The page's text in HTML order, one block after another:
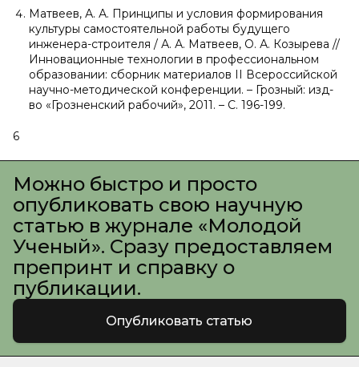
Матвеев, А. А. Принципы и условия формирования
культуры самостоятельной работы будущего
инженера-строителя / А. А. Матвеев, О. А. Козырева //
Инновационные технологии в профессиональном
образовании: сборник материалов II Всероссийской
научно-методической конференции. – Грозный: изд-
во «Грозненский рабочий», 2011. – С. 196-199.
6
Можно быстро и просто
опубликовать свою научную
статью в журнале «Молодой
Ученый». Сразу предоставляем
препринт и справку о
публикации.
Опубликовать статью